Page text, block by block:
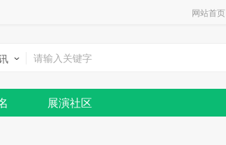
网站首页
展演社区